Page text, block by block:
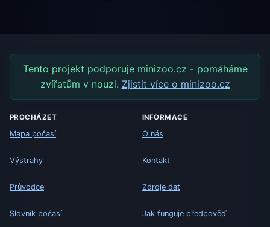
Tento projekt podporuje minizoo.cz - pomáháme
zvířatům v nouzi. Zjistit více o minizoo.cz
PROCHÁZET
Mapa počasí
Výstrahy
Průvodce
Slovník počasí
INFORMACE
O nás
Kontakt
Zdroje dat
Jak funguje předpověď